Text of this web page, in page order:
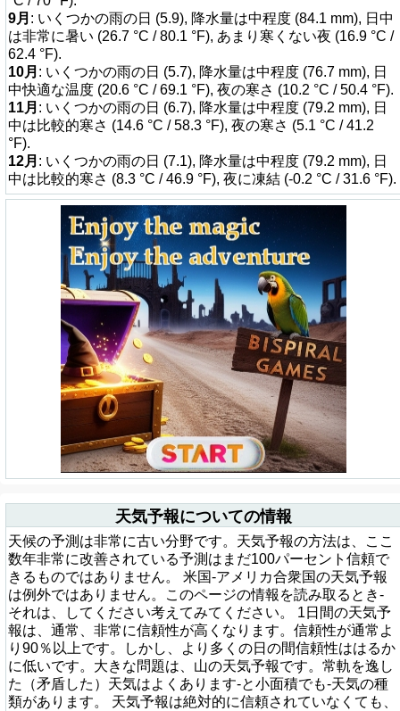
9月 : いくつかの雨の日 (5.9), 降水量は中程度 (84.1 mm), 日中
は非常に暑い (26.7 °C / 80.1 °F), あまり寒くない夜 (16.9 °C /
62.4 °F).
10月 : いくつかの雨の日 (5.7), 降水量は中程度 (76.7 mm), 日
中快適な温度 (20.6 °C / 69.1 °F), 夜の寒さ (10.2 °C / 50.4 °F).
11月 : いくつかの雨の日 (6.7), 降水量は中程度 (79.2 mm), 日
中は比較的寒さ (14.6 °C / 58.3 °F), 夜の寒さ (5.1 °C / 41.2
°F).
12月 : いくつかの雨の日 (7.1), 降水量は中程度 (79.2 mm), 日
中は比較的寒さ (8.3 °C / 46.9 °F), 夜に凍結 (-0.2 °C / 31.6 °F).
天気予報についての情報
天候の予測は非常に古い分野です。天気予報の方法は、ここ
数年非常に改善されている予測はまだ100パーセント信頼で
きるものではありません。 米国-アメリカ合衆国の天気予報
は例外ではありません。このページの情報を読み取るとき-
それは、してください考えてみてください。 1日間の天気予
報は、通常、非常に信頼性が高くなります。信頼性が通常よ
り90％以上です。しかし、より多くの日の間信頼性ははるか
に低いです。大きな問題は、山の天気予報です。常軌を逸し
た（矛盾した）天気はよくあります-と小面積でも-天気の種
類があります。 天気予報は絶対的に信頼されていなくても、